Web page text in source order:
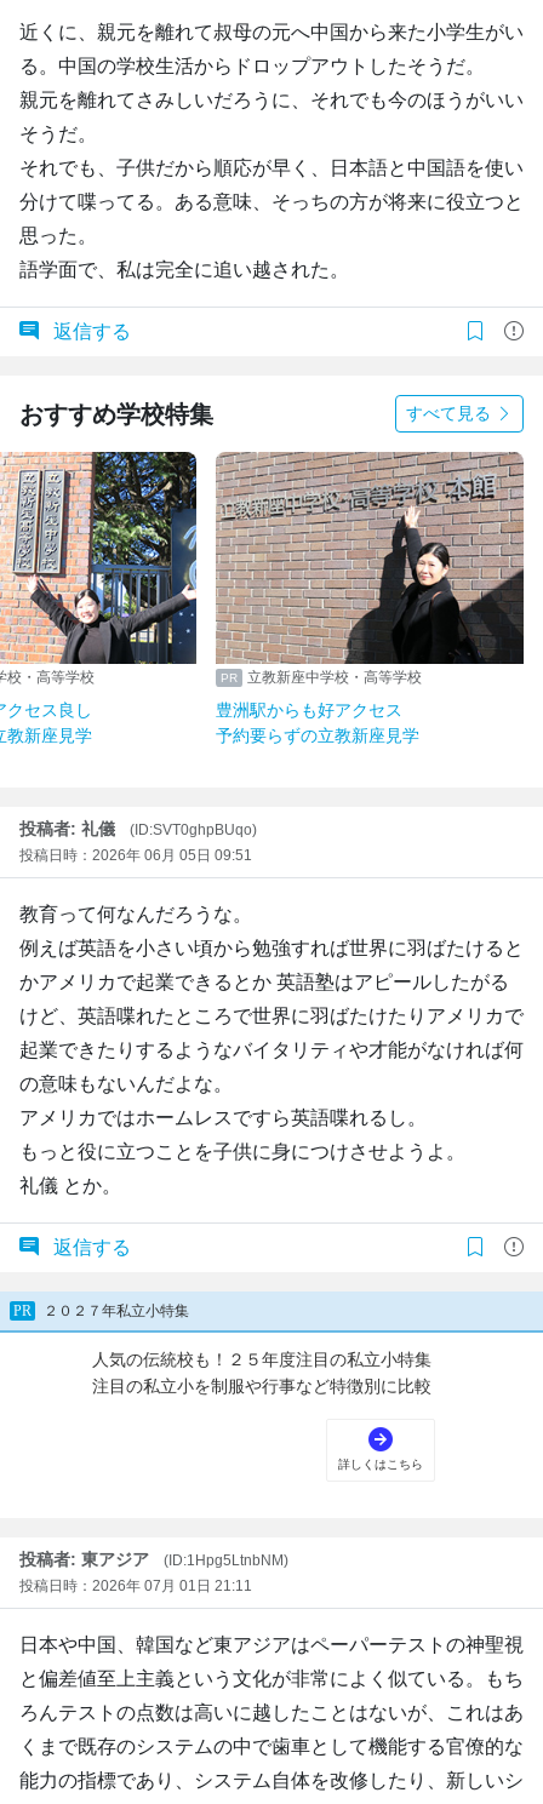
近くに、親元を離れて叔母の元へ中国から来た小学生がい
る。中国の学校生活からドロップアウトしたそうだ。
親元を離れてさみしいだろうに、それでも今のほうがいい
そうだ。
それでも、子供だから順応が早く、日本語と中国語を使い
分けて喋ってる。ある意味、そっちの方が将来に役立つと
思った。
語学面で、私は完全に追い越された。
返信する
おすすめ学校特集 すべて見る
校・高等学校
クセス良し
教新座見学
立教新座中学校・高等学校
豊洲駅からも好アクセス
予約要らずの立教新座見学
投稿者: 礼儀
(ID:SVT0ghpBUqo)
投稿日時：2026年 06月 05日 09:51
教育って何なんだろうな。
例えば英語を小さい頃から勉強すれば世界に羽ばたけると
かアメリカで起業できるとか 英語塾はアピールしたがる
けど、英語喋れたところで世界に羽ばたけたりアメリカで
起業できたりするようなバイタリティや才能がなければ何
の意味もないんだよな。
アメリカではホームレスですら英語喋れるし。
もっと役に立つことを子供に身につけさせようよ。
礼儀 とか。
返信する
投稿者: 東アジア
(ID:1Hpg5LtnbNM)
投稿日時：2026年 07月 01日 21:11
日本や中国、韓国など東アジアはペーパーテストの神聖視
と偏差値至上主義という文化が非常によく似ている。もち
ろんテストの点数は高いに越したことはないが、これはあ
くまで既存のシステムの中で歯車として機能する官僚的な
能力の指標であり、システム自体を改修したり、新しいシ